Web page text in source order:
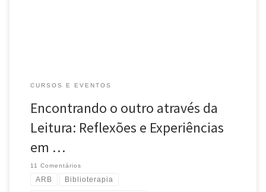
CURSOS E EVENTOS
Encontrando o outro através da
Leitura: Reflexões e Experiências
em …
11 Comentários
ARB Biblioterapia